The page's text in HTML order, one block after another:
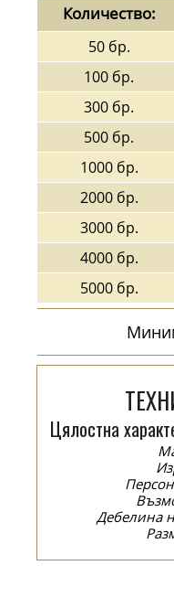
Количество:
50 бр.
100 бр.
300 бр.
500 бр.
1000 бр.
2000 бр.
3000 бр.
4000 бр.
5000 бр.
Цялостна
Дебелина